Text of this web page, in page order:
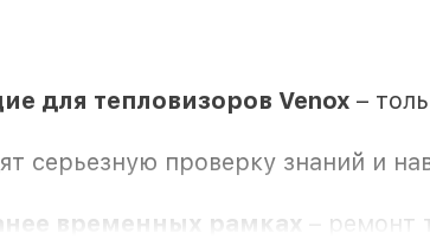
для тепловизоров Venox –
серьезную проверку знаний и
временных рамках
–